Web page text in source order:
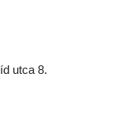
utca 8.